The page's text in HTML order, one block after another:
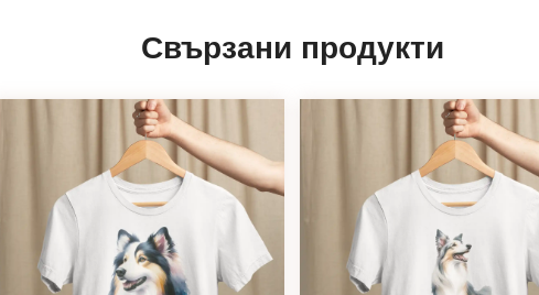
Свързани продукти